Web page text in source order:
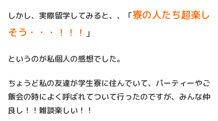
しかし、実際留学してみると、、「寮の人たち超楽し
そう・・・！！！ 」
というのが私個人の感想でした。
ちょうど私の友達が学生寮に住んでいて、パーティーやご
飯会の時によく呼ばれてついて行ったのですが、みんな仲
良し！！雑談楽しい！！